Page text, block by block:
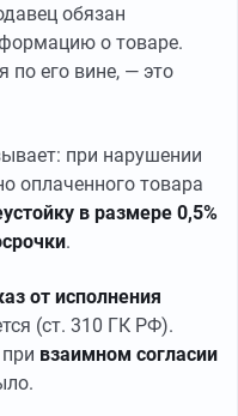
обязан
о товаре.
по его вине, — это
при нарушении
оплаченного товара
в размере 0,5%
.
от исполнения
(ст. 310 ГК РФ).
взаимном согласии